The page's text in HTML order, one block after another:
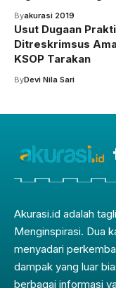
Byakurasi 2019
Usut Dugaan
Ditreskrimsus
KSOP Tarakan
ByDevi Nila Sari
Akurasi.id adalah
Menginspirasi. Dua
menyadari
dampak yang luar
berbagai informasi